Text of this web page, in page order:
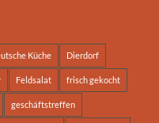
Küche Dierdorf
Feldsalat frisch gekocht
geschäftstreffen